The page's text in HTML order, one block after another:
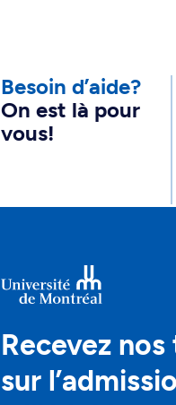
Besoin d’aide?
On est là pour
vous!
Recevez
sur